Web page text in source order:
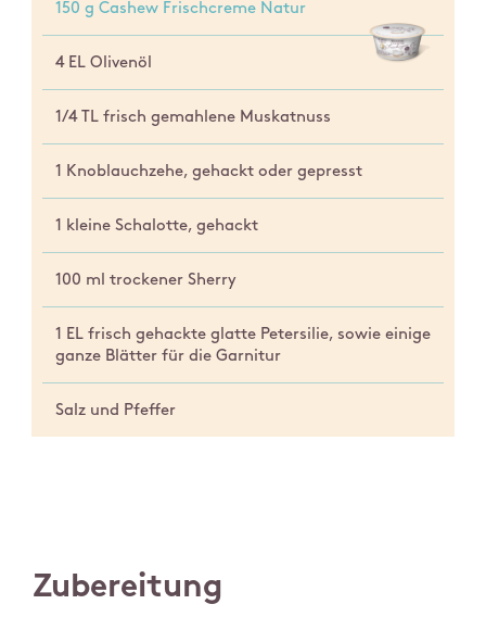
150 g Cashew Frischcreme Natur
4 EL Olivenöl
1/4 TL frisch gemahlene Muskatnuss
1 Knoblauchzehe, gehackt oder gepresst
1 kleine Schalotte, gehackt
100 ml trockener Sherry
1 EL frisch gehackte glatte Petersilie, sowie einige
ganze Blätter für die Garnitur
Salz und Pfeffer
Zubereitung